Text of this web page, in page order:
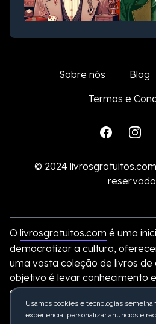
Sobre nós Blog
Termos e
Facebook
© 2024
O livrosgratuitos.com é uma
democratizar a cultura,
uma vasta coleção de livros de
objetivo é levar conhecimento
sem custos, disponibilizando
importantes de forma acessível.
Usamos cookies e tecnologias
experiência, personalizar anúncios e